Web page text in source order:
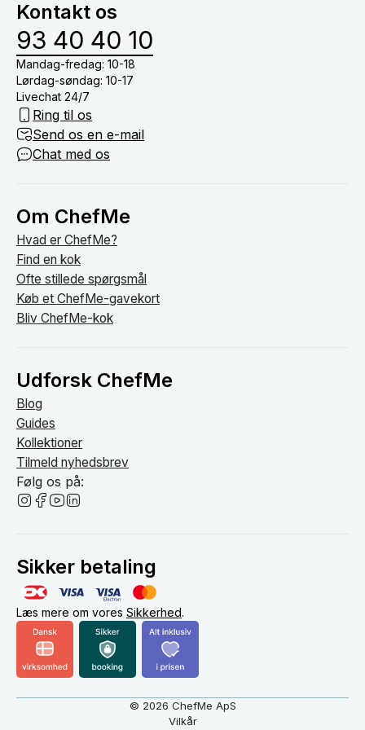
om bordet.
Kontakt os
93 40 40 10
Mandag-fredag: 10-18
Lørdag-søndag: 10-17
Livechat 24/7
Ring til os
Send os en e-mail
Chat med os
Om ChefMe
Hvad er ChefMe?
Find en kok
Ofte stillede spørgsmål
Køb et ChefMe-gavekort
Bliv ChefMe-kok
Udforsk ChefMe
Blog
Guides
Kollektioner
Tilmeld nyhedsbrev
Følg os på:
Sikker betaling
Læs mere om vores Sikkerhed.
© 2026 ChefMe ApS
Vilkår